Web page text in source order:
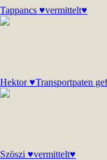
Tappancs ♥vermittelt♥
Hektor ♥Transportpaten
Szöszi ♥vermittelt♥